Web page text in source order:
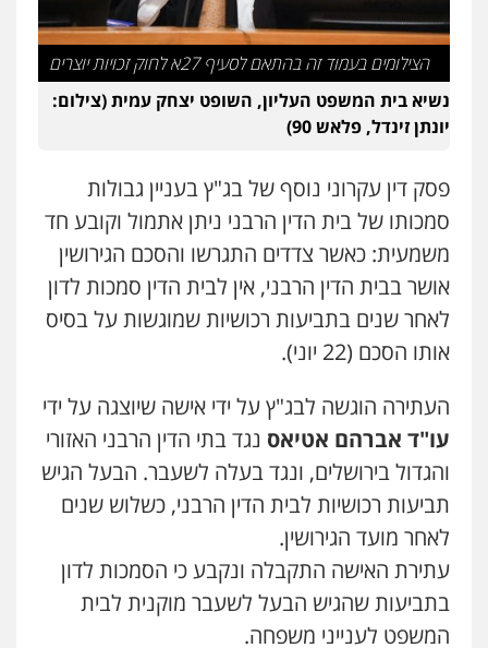
0505471497
גיל דביר – משרד עורכי דין
פלילי פשיעה כלכלית צווארון לבן
0506217771
עו"ד עידית שינו-אמיתי
פלילי עורכי דין לענייני אסירים פשיעה
חמורה מעצרים וחקירות
עו"ד אור בן שאנן
פלילי מעצרים וחקירות
סלימאן אבו שעירה – משרד עורכי דין
פלילי בטחוני צבאי נזיקין
0547780927
עו"ד יניב זוסמן
פלילי כלכלי פשיעה חמורה מעצרים
וחקירות
הצילומים בעמוד זה בהתאם לסעיף 27א לחוק זכויות יוצרים
נשיא בית המשפט העליון, השופט יצחק עמית (צילום:
יונתן זינדל, פלאש 90)
פסק דין עקרוני נוסף של בג"ץ בעניין גבולות
סמכותו של בית הדין הרבני ניתן אתמול וקובע חד
משמעית: כאשר צדדים התגרשו והסכם הגירושין
אושר בבית הדין הרבני, אין לבית הדין סמכות לדון
לאחר שנים בתביעות רכושיות שמוגשות על בסיס
אותו הסכם (22 יוני).
העתירה הוגשה לבג"ץ על ידי אישה שיוצגה על ידי
עו"ד אברהם אטיאס נגד בתי הדין הרבני האזורי
והגדול בירושלים, ונגד בעלה לשעבר. הבעל הגיש
תביעות רכושיות לבית הדין הרבני, כשלוש שנים
לאחר מועד הגירושין.
עתירת האישה התקבלה ונקבע כי הסמכות לדון
בתביעות שהגיש הבעל לשעבר מוקנית לבית
המשפט לענייני משפחה.